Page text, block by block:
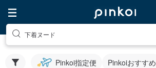
下着ヌード
Pinkoi指定便 Pinkoiおすすめ